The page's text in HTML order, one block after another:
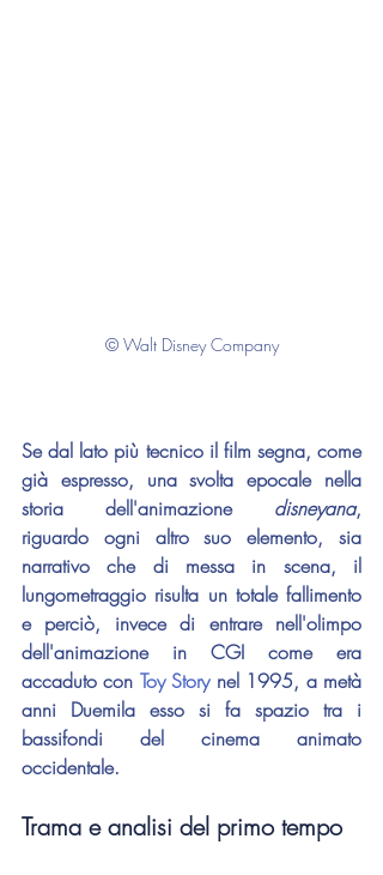
© Walt Disney Company
Se dal lato più tecnico il film segna, come
già espresso, una svolta epocale nella
storia dell'animazione disneyana,
riguardo ogni altro suo elemento, sia
narrativo che di messa in scena, il
lungometraggio risulta un totale fallimento
e perciò, invece di entrare nell'olimpo
dell'animazione in CGI come era
accaduto con Toy Story nel 1995, a metà
anni Duemila esso si fa spazio tra i
bassifondi del cinema animato
occidentale.
Trama e analisi del primo tempo